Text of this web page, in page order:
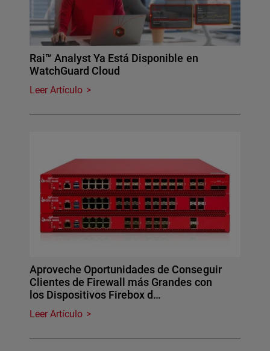
Rai™ Analyst Ya Está Disponible en
WatchGuard Cloud
Leer Artículo
Aproveche Oportunidades de Conseguir
Clientes de Firewall más Grandes con
los Dispositivos Firebox d…
Leer Artículo